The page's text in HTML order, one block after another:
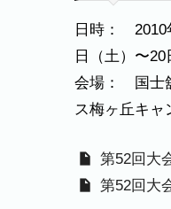
日時： 2010
日（土）〜20
会場： 国士
ス梅ヶ丘キャ
第52回大
第52回大